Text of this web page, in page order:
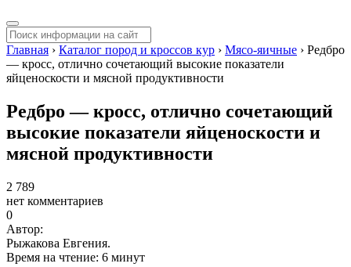
Главная › Каталог пород и кроссов кур › Мясо-яичные › Редбро
— кросс, отлично сочетающий высокие показатели
яйценоскости и мясной продуктивности
Редбро — кросс, отлично сочетающий
высокие показатели яйценоскости и
мясной продуктивности
2 789
нет комментариев
0
Автор:
Рыжакова Евгения.
Время на чтение: 6 минут